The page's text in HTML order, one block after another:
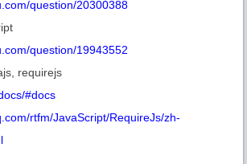
question/20300388
question/19943552
requirejs
#docs
rtfm/JavaScript/RequireJs/zh-